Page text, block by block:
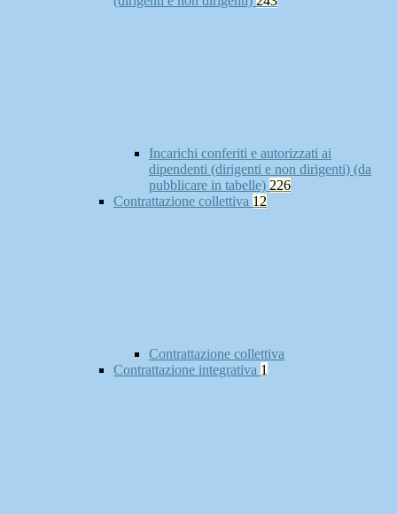
Incarichi conferiti e autorizzati ai
dipendenti (dirigenti e non dirigenti) (da
pubblicare in tabelle) 226
Contrattazione collettiva 12
Contrattazione collettiva
Contrattazione integrativa 1